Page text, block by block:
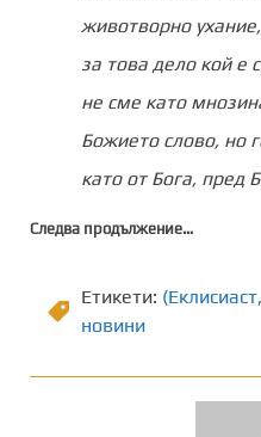
животворно
за това дело кой е
не сме като
Божието слово, но
като от Бога, пред
Следва продължение…
Етикети: (Еклисиаст,
новини